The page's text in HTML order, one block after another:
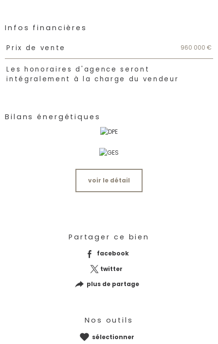
Infos financières
Caractéristiques Valeurs
Prix de vente 960 000 €
Les honoraires d'agence seront
intégralement à la charge du vendeur
Bilans énergétiques
voir le détail
Partager ce bien
facebook
twitter
plus de partage
Nos outils
sélectionner